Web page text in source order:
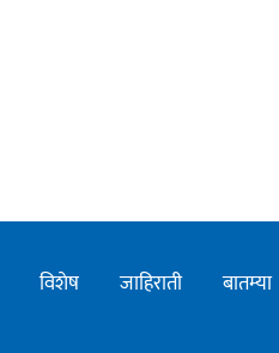
विशेष जाहिराती बातम्या